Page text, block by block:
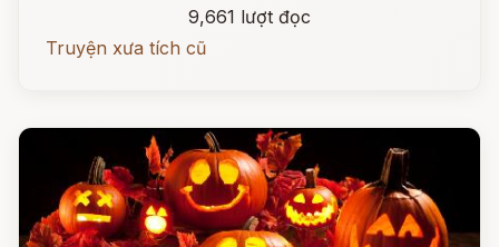
9,661 lượt đọc
Truyện xưa tích cũ